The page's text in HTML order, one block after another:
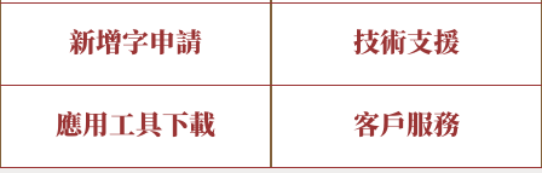
全字庫介紹 全字庫現況
中文碼介紹 專有名詞介紹
IDS查詢 部件查詢
複合查詢 注音查詢
新增字申請
新字申請處理流程
技術支援
字形即時顯示 造字解決方案
應用工具下載 客戶服務